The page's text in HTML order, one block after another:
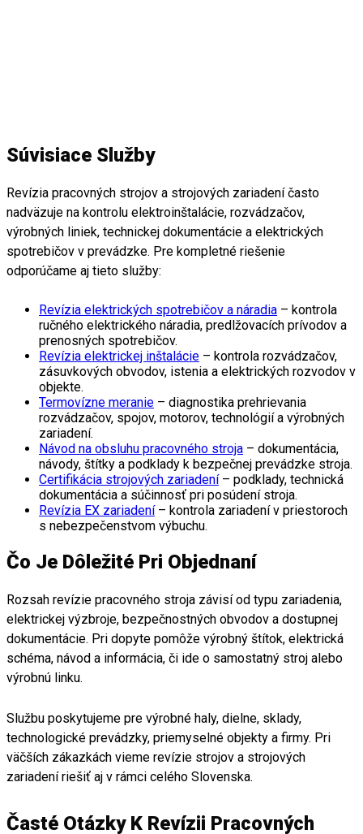
Súvisiace Služby
Revízia pracovných strojov a strojových zariadení často
nadväzuje na kontrolu elektroinštalácie, rozvádzačov,
výrobných liniek, technickej dokumentácie a elektrických
spotrebičov v prevádzke. Pre kompletné riešenie
odporúčame aj tieto služby:
Revízia elektrických spotrebičov a náradia – kontrola
ručného elektrického náradia, predlžovacích prívodov a
prenosných spotrebičov.
Revízia elektrickej inštalácie – kontrola rozvádzačov,
zásuvkových obvodov, istenia a elektrických rozvodov v
objekte.
Termovízne meranie – diagnostika prehrievania
rozvádzačov, spojov, motorov, technológií a výrobných
zariadení.
Návod na obsluhu pracovného stroja – dokumentácia,
návody, štítky a podklady k bezpečnej prevádzke stroja.
Certifikácia strojových zariadení– podklady, technická
dokumentácia a súčinnosť pri posúdení stroja.
Revízia EX zariadení– kontrola zariadení v priestoroch
s nebezpečenstvom výbuchu.
Čo Je Dôležité Pri Objednaní
Rozsah revízie pracovného stroja závisí od typu zariadenia,
elektrickej výzbroje, bezpečnostných obvodov a dostupnej
dokumentácie. Pri dopyte pomôže výrobný štítok, elektrická
schéma, návod a informácia, či ide o samostatný stroj alebo
výrobnú linku.
Službu poskytujeme pre výrobné haly, dielne, sklady,
technologické prevádzky, priemyselné objekty a firmy. Pri
väčších zákazkách vieme revízie strojov a strojových
zariadení riešiť aj v rámci celého Slovenska.
Časté Otázky K Revízii Pracovných